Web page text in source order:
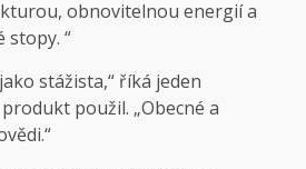
obnovitelnou energií a
stopy. “
stážista,“ říká jeden
použil. „Obecné a